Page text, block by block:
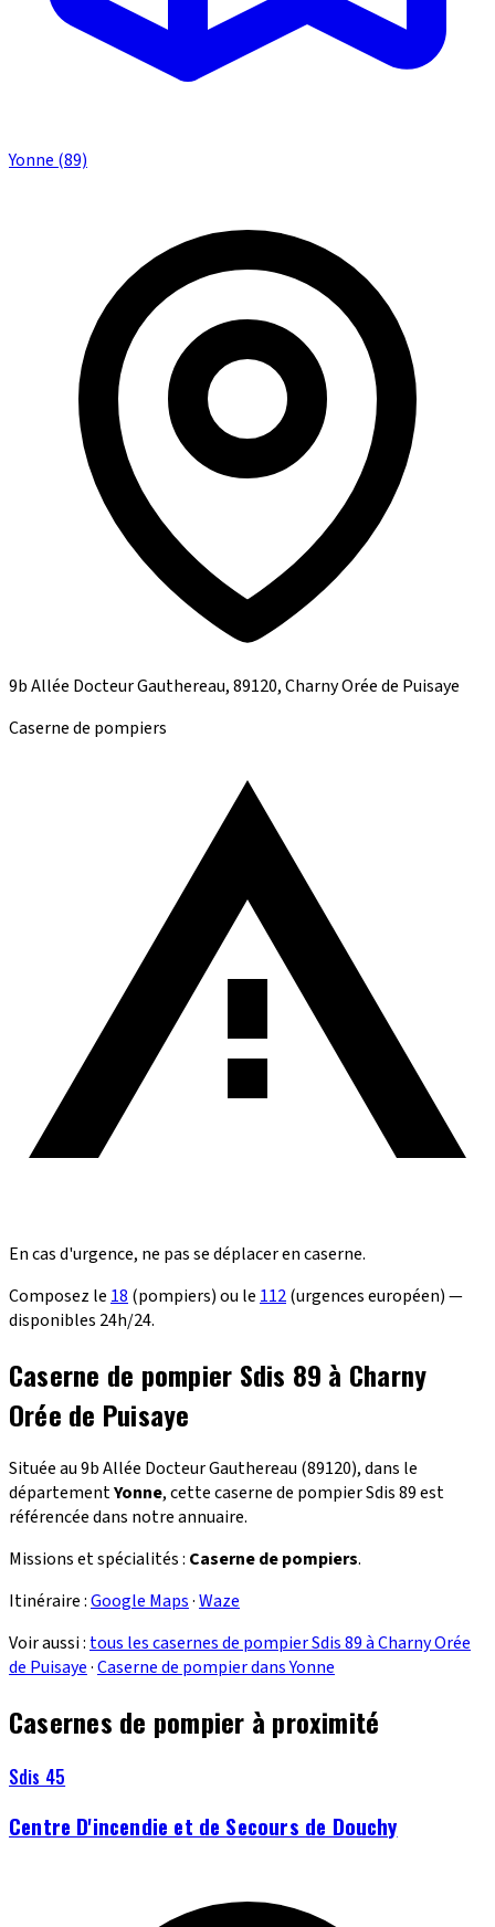
Yonne (89)
9b Allée Docteur Gauthereau, 89120, Charny Orée de Puisaye
Caserne de pompiers
En cas d'urgence, ne pas se déplacer en caserne.
Composez le 18 (pompiers) ou le 112(urgences européen) —
disponibles 24h/24.
Caserne de pompier Sdis 89 à Charny
Orée de Puisaye
Située au 9b Allée Docteur Gauthereau (89120), dans le
départementYonne, cette caserne de pompier Sdis 89 est
référencée dans notre annuaire.
Missions et spécialités : Caserne de pompiers.
Itinéraire :Google Maps·Waze
Voir aussi : tous les casernes de pompier Sdis 89 à Charny Orée
de Puisaye·Caserne de pompier dans Yonne
Casernes de pompier à proximité
Sdis 45
Centre D'incendie et de Secours de Douchy